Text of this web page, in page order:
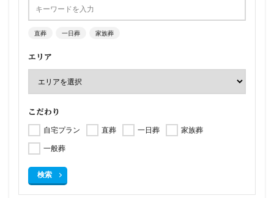
直葬 一日葬 家族葬
エリア
こだわり
自宅プラン 直葬 一日葬
家族葬
一般葬
検索